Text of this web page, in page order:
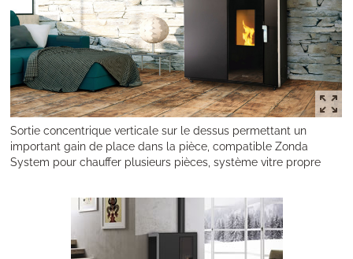
Sortie concentrique verticale sur le dessus permettant un
important gain de place dans la pièce, compatible Zonda
System pour chauffer plusieurs pièces, système vitre propre